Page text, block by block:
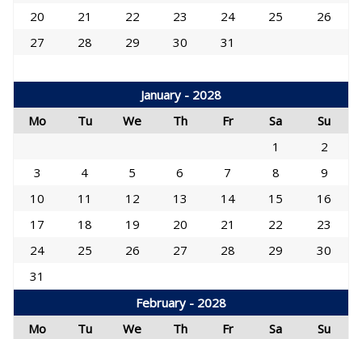
20
21 22 23 24 25
26
27
28 29 30 31
January - 2028
Mo
Tu We Th Fr Sa
Su
1
2
3
4 5 6 7 8
9
10
11 12 13 14 15
16
17
18 19 20 21 22
23
24
25 26 27 28 29
30
31
February - 2028
Mo
Tu We Th Fr Sa
Su